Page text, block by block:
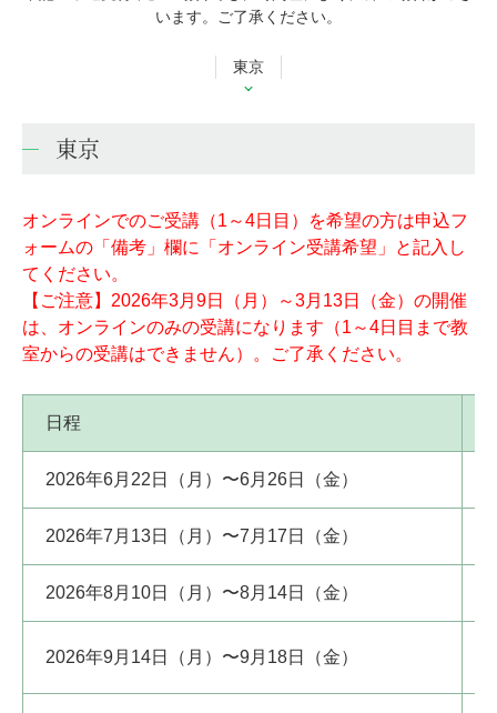
います。ご了承ください。
東京
東京
オンラインでのご受講（1～4日目）を希望の方は申込フ
ォームの「備考」欄に「オンライン受講希望」と記入し
てください。
【ご注意】2026年3月9日（月）～3月13日（金）の開催
は、オンラインのみの受講になります（1～4日目まで教
室からの受講はできません）。ご了承ください。
日程
2026年6月22日（月）〜6月26日（金）
2026年7月13日（月）〜7月17日（金）
2026年8月10日（月）〜8月14日（金）
2026年9月14日（月）〜9月18日（金）